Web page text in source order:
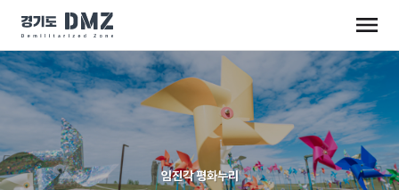
임진각 평화누리